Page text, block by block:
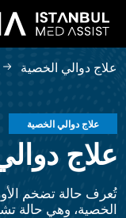
علاج دوالي الخصية
علاج دوالي الخصية
علاج
تُعرف حالة تضخم
الخصية، وهي حالة